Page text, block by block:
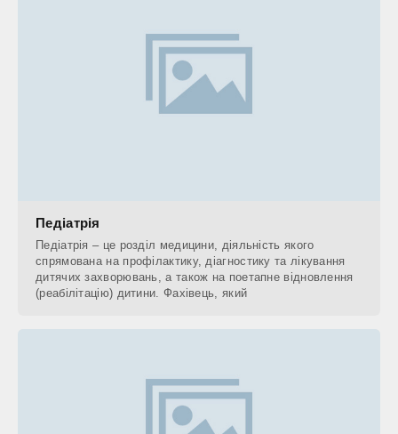
Педіатрія
Педіатрія – це розділ медицини, діяльність якого
спрямована на профілактику, діагностику та лікування
дитячих захворювань, а також на поетапне відновлення
(реабілітацію) дитини. Фахівець, який